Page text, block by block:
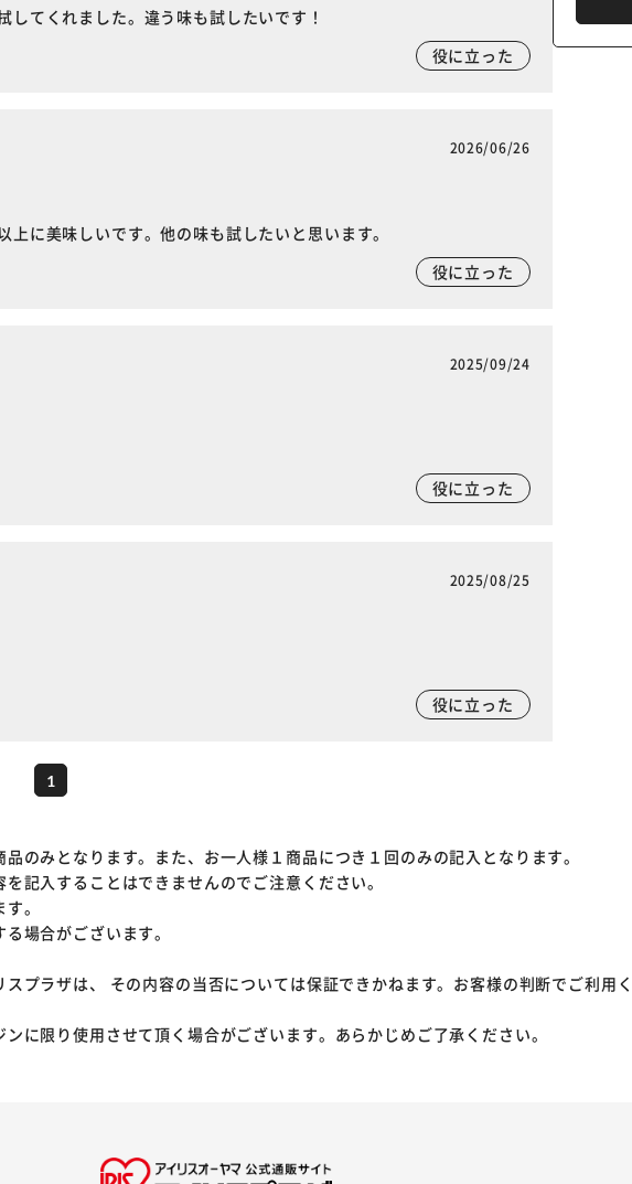
てくれました。違う味も試したいです！
役に立った
2026/06/26
に美味しいです。他の味も試したいと思います。
役に立った
2025/09/24
役に立った
2025/08/25
役に立った
1
のみとなります。また、お一人様１商品につき１回のみの記入となります。
記入することはできませんのでご注意ください。
。
場合がございます。
プラザは、 その内容の当否については保証できかねます。お客様の判断でご利用
に限り使用させて頂く場合がございます。あらかじめご了承ください。